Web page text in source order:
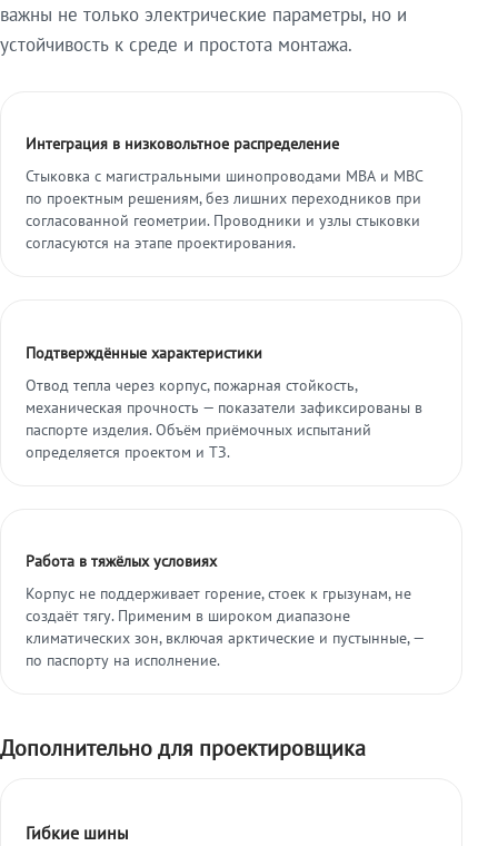
важны не только электрические параметры, но и
устойчивость к среде и простота монтажа.
Интеграция в низковольтное распределение
Стыковка с магистральными шинопроводами МВА и МВС
по проектным решениям, без лишних переходников при
согласованной геометрии. Проводники и узлы стыковки
согласуются на этапе проектирования.
Подтверждённые характеристики
Отвод тепла через корпус, пожарная стойкость,
механическая прочность — показатели зафиксированы в
паспорте изделия. Объём приёмочных испытаний
определяется проектом и ТЗ.
Работа в тяжёлых условиях
Корпус не поддерживает горение, стоек к грызунам, не
создаёт тягу. Применим в широком диапазоне
климатических зон, включая арктические и пустынные, —
по паспорту на исполнение.
Дополнительно для проектировщика
Гибкие шины